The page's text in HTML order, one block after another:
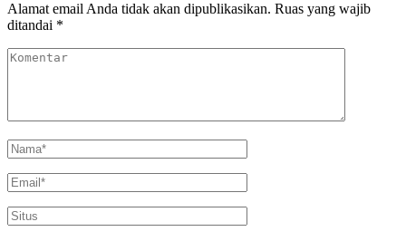
Alamat email Anda tidak akan dipublikasikan. Ruas yang wajib
ditandai *